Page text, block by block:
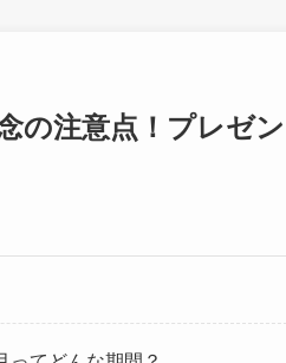
の注意点！プレゼ